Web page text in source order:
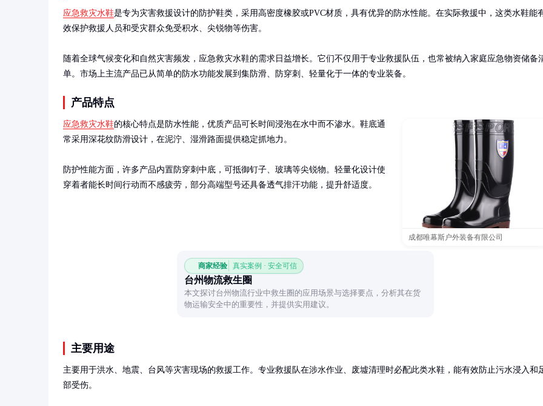
应急救灾水鞋是专为灾害救援设计的防护鞋类，采用高密度橡胶或PVC材质，具有优异的防水性能。在实际救援中，这类水鞋能
效保护救援人员和受灾群众免受积水、尖锐物等伤害。
随着全球气候变化和自然灾害频发，应急救灾水鞋的需求日益增长。它们不仅用于专业救援队伍，也常被纳入家庭应急物资储备
单。市场上主流产品已从简单的防水功能发展到集防滑、防穿刺、轻量化于一体的专业装备。
产品特点
成都唯幕斯户外装备有限公司
应急救灾水鞋的核心特点是防水性能，优质产品可长时间浸泡在水中而不渗水。鞋底通
常采用深花纹防滑设计，在泥泞、湿滑路面提供稳定抓地力。
防护性能方面，许多产品内置防穿刺中底，可抵御钉子、玻璃等尖锐物。轻量化设计使
穿着者能长时间行动而不感疲劳，部分高端型号还具备透气排汗功能，提升舒适度。
商家经验 真实案例 · 安全可信
台州物流救生圈
本文探讨台州物流行业中救生圈的应用场景与选择要点，分析其在货
物运输安全中的重要性，并提供实用建议。
主要用途
主要用于洪水、地震、台风等灾害现场的救援工作。专业救援队在涉水作业、废墟清理时必配此类水鞋，能有效防止污水浸入和
部受伤。